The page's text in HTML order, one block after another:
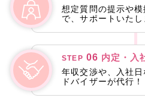
想定質問の提示や
で、サポートいたし
STEP 06 内定・入
年収交渉や、入社
ドバイザーが代行！